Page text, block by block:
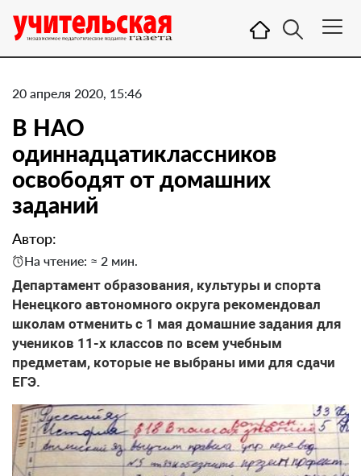
20 апреля 2020, 15:46
В НАО
одиннадцатиклассников
освободят от домашних
заданий
Автор:
На чтение: ≈ 2 мин.
Департамент образования, культуры и спорта
Ненецкого автономного округа рекомендовал
школам отменить с 1 мая домашние задания для
учеников 11-х классов по всем учебным
предметам, которые не выбраны ими для сдачи
ЕГЭ.